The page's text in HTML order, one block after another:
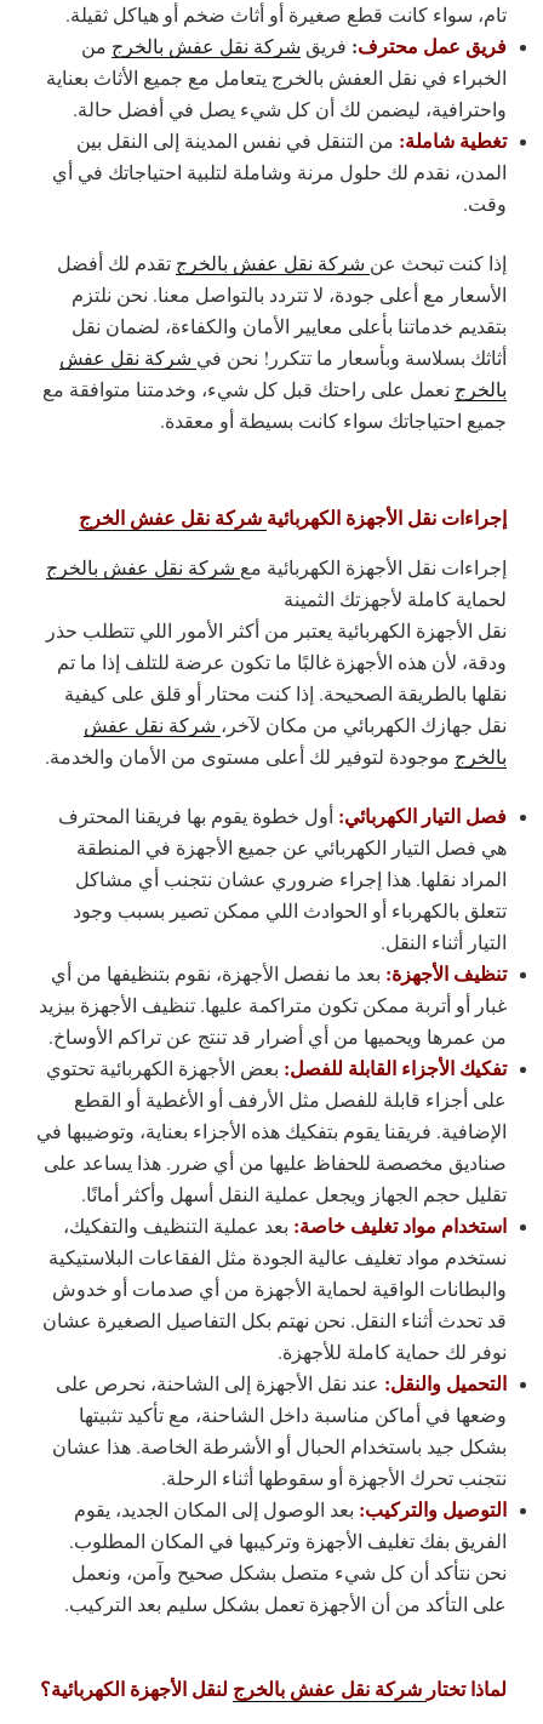
تام، سواء كانت قطع صغيرة أو أثاث ضخم أو هياكل ثقيلة.
فريق عمل محترف: فريق شركة نقل عفش بالخرج من
الخبراء في نقل العفش بالخرج يتعامل مع جميع الأثاث بعناية
واحترافية، ليضمن لك أن كل شيء يصل في أفضل حالة.
تغطية شاملة: من التنقل في نفس المدينة إلى النقل بين
المدن، نقدم لك حلول مرنة وشاملة لتلبية احتياجاتك في أي
وقت.
إذا كنت تبحث عن شركة نقل عفش بالخرج تقدم لك أفضل
الأسعار مع أعلى جودة، لا تتردد بالتواصل معنا. نحن نلتزم
بتقديم خدماتنا بأعلى معايير الأمان والكفاءة، لضمان نقل
أثاثك بسلاسة وبأسعار ما تتكرر! نحن في شركة نقل عفش
بالخرج نعمل على راحتك قبل كل شيء، وخدمتنا متوافقة مع
جميع احتياجاتك سواء كانت بسيطة أو معقدة.
إجراءات نقل الأجهزة الكهربائية شركة نقل عفش الخرج
إجراءات نقل الأجهزة الكهربائية مع شركة نقل عفش بالخرج
لحماية كاملة لأجهزتك الثمينة
نقل الأجهزة الكهربائية يعتبر من أكثر الأمور اللي تتطلب حذر
ودقة، لأن هذه الأجهزة غالبًا ما تكون عرضة للتلف إذا ما تم
نقلها بالطريقة الصحيحة. إذا كنت محتار أو قلق على كيفية
نقل جهازك الكهربائي من مكان لآخر، شركة نقل عفش
بالخرج موجودة لتوفير لك أعلى مستوى من الأمان والخدمة.
فصل التيار الكهربائي: أول خطوة يقوم بها فريقنا المحترف
هي فصل التيار الكهربائي عن جميع الأجهزة في المنطقة
المراد نقلها. هذا إجراء ضروري عشان نتجنب أي مشاكل
تتعلق بالكهرباء أو الحوادث اللي ممكن تصير بسبب وجود
التيار أثناء النقل.
تنظيف الأجهزة: بعد ما نفصل الأجهزة، نقوم بتنظيفها من أي
غبار أو أتربة ممكن تكون متراكمة عليها. تنظيف الأجهزة بيزيد
من عمرها ويحميها من أي أضرار قد تنتج عن تراكم الأوساخ.
تفكيك الأجزاء القابلة للفصل: بعض الأجهزة الكهربائية تحتوي
على أجزاء قابلة للفصل مثل الأرفف أو الأغطية أو القطع
الإضافية. فريقنا يقوم بتفكيك هذه الأجزاء بعناية، وتوضيبها في
صناديق مخصصة للحفاظ عليها من أي ضرر. هذا يساعد على
تقليل حجم الجهاز ويجعل عملية النقل أسهل وأكثر أمانًا.
استخدام مواد تغليف خاصة: بعد عملية التنظيف والتفكيك،
نستخدم مواد تغليف عالية الجودة مثل الفقاعات البلاستيكية
والبطانات الواقية لحماية الأجهزة من أي صدمات أو خدوش
قد تحدث أثناء النقل. نحن نهتم بكل التفاصيل الصغيرة عشان
نوفر لك حماية كاملة للأجهزة.
التحميل والنقل: عند نقل الأجهزة إلى الشاحنة، نحرص على
وضعها في أماكن مناسبة داخل الشاحنة، مع تأكيد تثبيتها
بشكل جيد باستخدام الحبال أو الأشرطة الخاصة. هذا عشان
نتجنب تحرك الأجهزة أو سقوطها أثناء الرحلة.
التوصيل والتركيب: بعد الوصول إلى المكان الجديد، يقوم
الفريق بفك تغليف الأجهزة وتركيبها في المكان المطلوب.
نحن نتأكد أن كل شيء متصل بشكل صحيح وآمن، ونعمل
على التأكد من أن الأجهزة تعمل بشكل سليم بعد التركيب.
لماذا تختار شركة نقل عفش بالخرج لنقل الأجهزة الكهربائية؟